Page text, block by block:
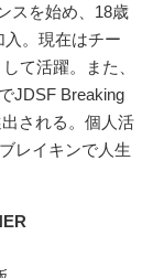
スを始め、18歳
入。現在はチー
て活躍。また、
JDSF Breaking
される。個人活
レイキンで人生